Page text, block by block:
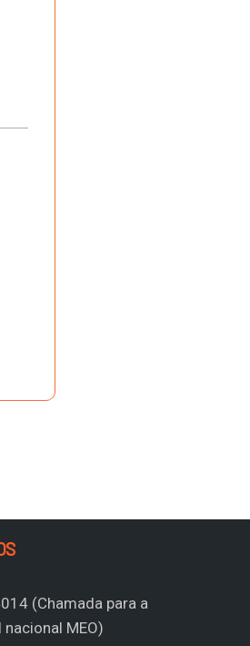
(Chamada para a
MEO)